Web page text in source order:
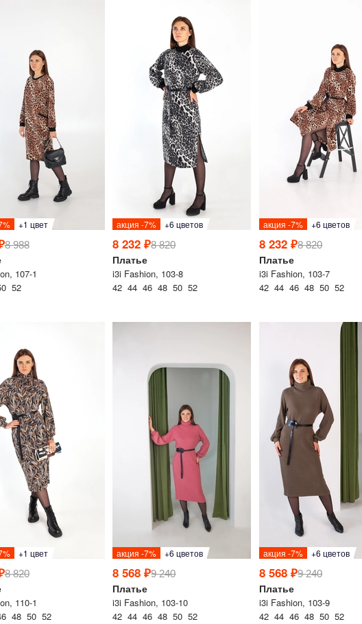
+1 цвет
8 988
107-1
52
акция -7% +6 цветов
8 232 ₽8 820
Платье
i3i Fashion, 103-8
42 44 46 48 50 52
акция -7% +6 цветов
8 232 ₽8 820
Платье
i3i Fashion, 103-7
42 44 46 48 50 52
+1 цвет
8 820
110-1
48 50 52
акция -7% +6 цветов
8 568 ₽9 240
Платье
i3i Fashion, 103-10
42 44 46 48 50 52
акция -7% +6 цветов
8 568 ₽9 240
Платье
i3i Fashion, 103-9
42 44 46 48 50 52
Таблица размеров
Добавить в корзину
Дарим скидку 5%
за подписку на наш
телеграм-канал
Стильные подборки, эксклюзивные акции и
горячие распродажи в удобном формате